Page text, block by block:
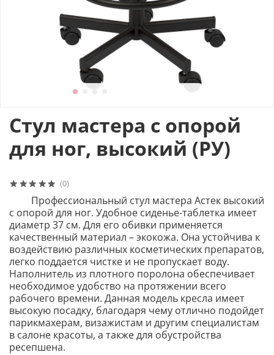
(0)
Стул мастера с опорой
для ног, высокий (РУ)
Профессиональный стул мастера Астек высокий
с опорой для ног. Удобное сиденье-таблетка имеет
диаметр 37 см. Для его обивки применяется
качественный материал – экокожа. Она устойчива к
воздействию различных косметических препаратов,
легко поддается чистке и не пропускает воду.
Наполнитель из плотного поролона обеспечивает
необходимое удобство на протяжении всего
рабочего времени. Данная модель кресла имеет
высокую посадку, благодаря чему отлично подойдет
парикмахерам, визажистам и другим специалистам
в салоне красоты, а также для обустройства
ресепшена.